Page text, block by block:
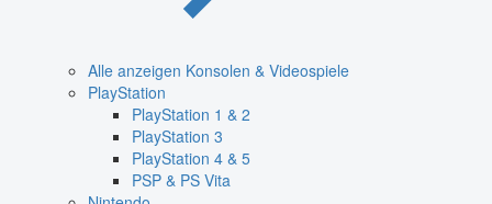
Alle anzeigen Konsolen & Videospiele
PlayStation
PlayStation 1 & 2
PlayStation 3
PlayStation 4 & 5
PSP & PS Vita